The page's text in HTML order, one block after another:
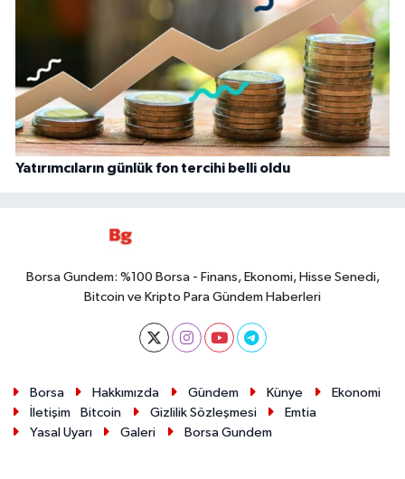
Yatırımcıların günlük fon tercihi belli oldu
Borsa Gundem: %100 Borsa - Finans, Ekonomi, Hisse Senedi,
Bitcoin ve Kripto Para Gündem Haberleri
Borsa Hakkımızda Gündem Künye
Ekonomi
İletişim
Bitcoin Gizlilik Sözleşmesi
Emtia
Yasal Uyarı
Galeri Borsa Gundem